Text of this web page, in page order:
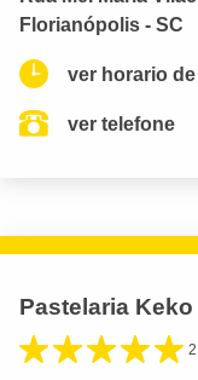
Florianópolis - SC
ver horario
ver telefone
Pastelaria Keko
2